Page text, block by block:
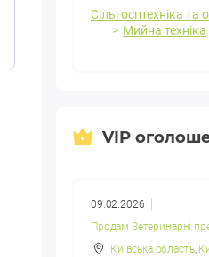
Сільгосптехніка та
Мийна техніка
VIP
09.02.2026
Продам Ветеринарні
Київська область,